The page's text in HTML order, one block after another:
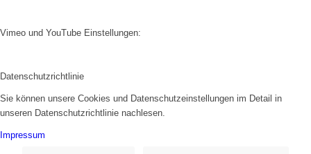
Vimeo und YouTube Einstellungen:
Datenschutzrichtlinie
Sie können unsere Cookies und Datenschutzeinstellungen im Detail in
unseren Datenschutzrichtlinie nachlesen.
Impressum